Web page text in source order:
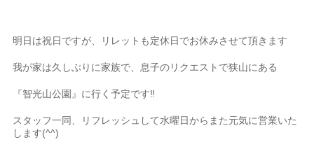
明日は祝日ですが、リレットも定休日でお休みさせて頂きます
我が家は久しぶりに家族で、息子のリクエストで狭山にある
『智光山公園』に行く予定です‼︎
スタッフ一同、リフレッシュして水曜日からまた元気に営業いた
します(^^)